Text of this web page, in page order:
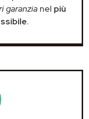
garanzianel più
.